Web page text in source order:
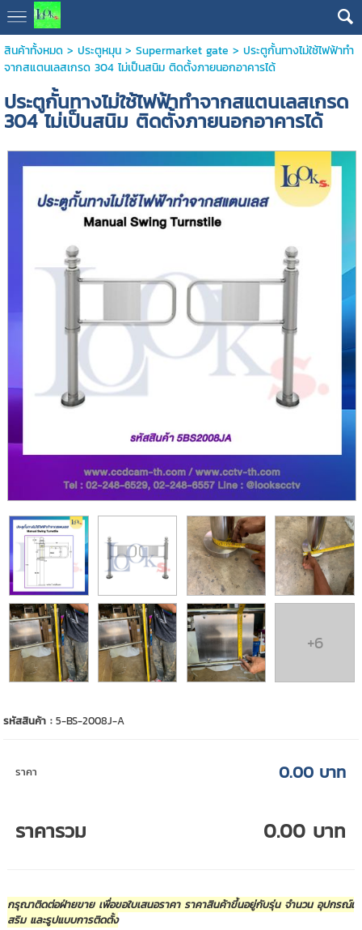
สินค้าทั้งหมด> ประตูหมุน> Supermarket gate > ประตูกั้นทางไม่ใช้ไฟฟ้าทำ
จากสแตนเลสเกรด 304 ไม่เป็นสนิม ติดตั้งภายนอกอาคารได้
ประตูกั้นทางไม่ใช้ไฟฟ้าทำจากสแตนเลสเกรด
304 ไม่เป็นสนิม ติดตั้งภายนอกอาคารได้
+6
รหัสสินค้า :5-BS-2008J-A
ราคา 0.00 บาท
ราคารวม 0.00 บาท
กรุณาติดต่อฝ่ายขาย เพื่อขอใบเสนอราคา ราคาสินค้าขึ้นอยู่กับรุ่น จำนวน อุปกรณ์เ
สริม และรูปแบบการติดตั้ง